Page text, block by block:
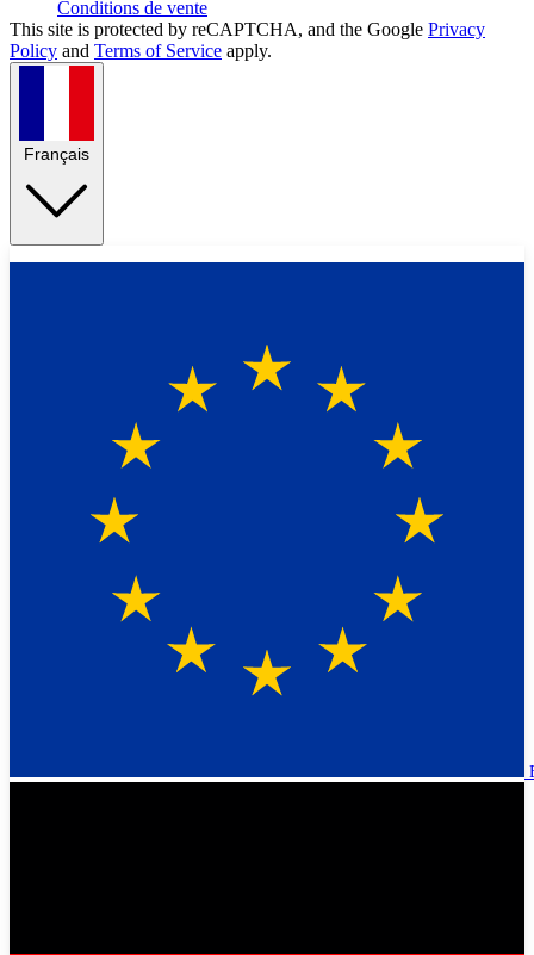
Conditions de vente
This site is protected by reCAPTCHA, and the Google Privacy
Policy and Terms of Service apply.
Français